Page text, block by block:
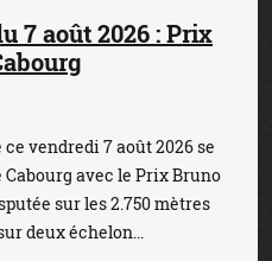
7 août 2026 : Prix
vendredi 7 août 2026 se
avec le Prix Bruno
sur les 2.750 mètres
deux échelon...